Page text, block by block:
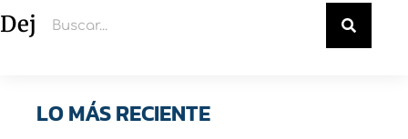
Deja un comentario
LO MÁS RECIENTE